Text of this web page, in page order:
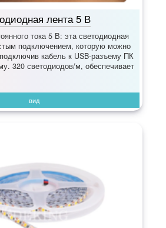
лента 5 В
тока 5 В: эта светодиодная
подключением, которую можно
кабель к USB-разъему ПК
320 светодиодов/м, обеспечивает
вид